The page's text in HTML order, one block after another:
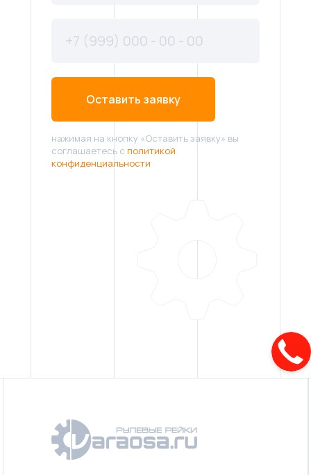
Оставить заявку
нажимая на кнопку «Оставить заявку» вы
соглашаетесь с политикой
конфиденциальности